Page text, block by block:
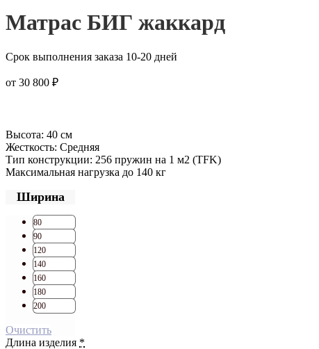
Матрас БИГ жаккард
Срок выполнения заказа 10-20 дней
от 30 800 ₽
Высота: 40 см
Жесткость: Средняя
Тип конструкции: 256 пружин на 1 м2 (TFK)
Максимальная нагрузка до 140 кг
Ширина
80
90
120
140
160
180
200
Очистить
Длина изделия *